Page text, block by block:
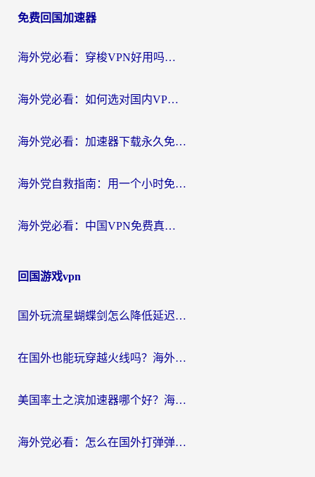
导
免费回国加速器
海外党必看：穿梭VPN好用吗？和云帆VPN对比哪个回国效果更好？附真实测评+避坑指南
海外党必看：如何选对国内VPN，实现无缝访问国内资源？
海外党必看：加速器下载永久免费版真的存在吗？教你无缝访问国内资源的正确姿势
海外党自救指南：用一个小时免费加速器，轻松打破国内资源访问壁垒？
海外党必看：中国VPN免费真的靠谱吗？手把手教你选对回国加速器
回国游戏vpn
国外玩流星蝴蝶剑怎么降低延迟？海外党必看的加速秘籍（含欧洲鸣潮&彩虹岛优化攻略）
在国外也能玩穿越火线吗？海外玩家国服游戏畅玩终极指南
美国率土之滨加速器哪个好？海外党国服游戏畅玩终极指南（附多游戏解决方案）
海外党必看：怎么在国外打弹弹堂不卡？番茄加速器亲测指南